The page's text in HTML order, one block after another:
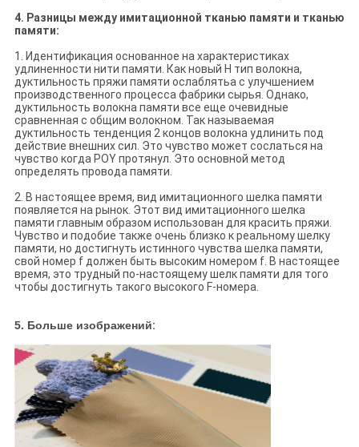
4. Разницы между имитационной тканью памяти и тканью
памяти:
1. Идентификация основанное на характеристиках
удлиненности нити памяти. Как новый Н тип волокна,
дуктильность пряжи памяти ослаблятьа с улучшением
производственного процесса фабрики сырья. Однако,
дуктильность волокна памяти все еще очевидные
сравненная с общим волокном. Так называемая
дуктильность тенденция 2 концов волокна удлинить под
действие внешних сил. Это чувство может сослаться на
чувство когда POY протянул. Это основной метод
определять провода памяти.
2. В настоящее время, вид имитационного шелка памяти
появляется на рынок. Этот вид имитационного шелка
памяти главным образом использован для красить пряжи.
Чувство и подобие также очень близко к реальному шелку
памяти, но достигнуть истинного чувства шелка памяти,
свой номер f должен быть высоким номером f. В настоящее
время, это трудный по-настоящему шелк памяти для того
чтобы достигнуть такого высокого F-номера.
5. Больше изображений: